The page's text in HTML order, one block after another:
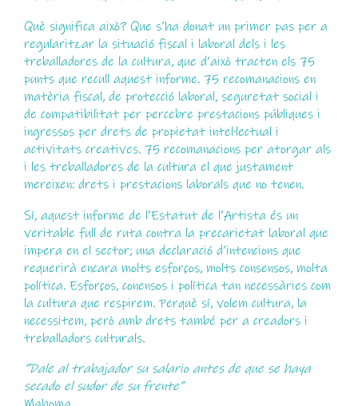
Què significa això? Que s’ha donat un primer pas per a
regularitzar la situació fiscal i laboral dels i les
treballadores de la cultura, que d’això tracten els 75
punts que recull aquest informe. 75 recomanacions en
matèria fiscal, de protecció laboral, seguretat social i
de compatibilitat per percebre prestacions públiques i
ingressos per drets de propietat intel·lectual i
activitats creatives. 75 recomanacions per atorgar als
i les treballadores de la cultura el que justament
mereixen: drets i prestacions laborals que no tenen.
Sí, aquest informe de l’Estatut de l’Artista és un
veritable full de ruta contra la precarietat laboral que
impera en el sector; una declaració d’intencions que
requerirà encara molts esforços, molts consensos, molta
política. Esforços, conensos i política tan necessàries com
la cultura que respirem. Perquè sí, volem cultura, la
necessitem, però amb drets també per a creadors i
treballadors culturals.
“Dale al trabajador su salario antes de que se haya
secado el sudor de su frente”